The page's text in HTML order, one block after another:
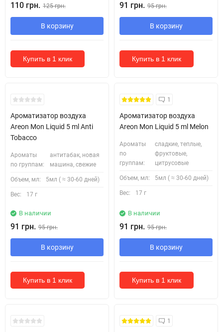
110 грн. 125 грн.
В корзину
Купить в 1 клик
91 грн. 95 грн.
В корзину
Купить в 1 клик
Ароматизатор воздуха
Areon Mon Liquid 5 ml Anti
Tobacco
Ароматы
по группам:
антитабак, новая
машина, свежие
Объем, мл: 5мл ( ≈ 30-60 дней)
Вес: 17 г
В наличии
91 грн. 95 грн.
В корзину
Купить в 1 клик
1
Ароматизатор воздуха
Areon Mon Liquid 5 ml Melon
Ароматы
по
группам:
сладкие, теплые,
фруктовые,
цитрусовые
Объем, мл: 5мл ( ≈ 30-60 дней)
Вес: 17 г
В наличии
91 грн. 95 грн.
В корзину
Купить в 1 клик
1